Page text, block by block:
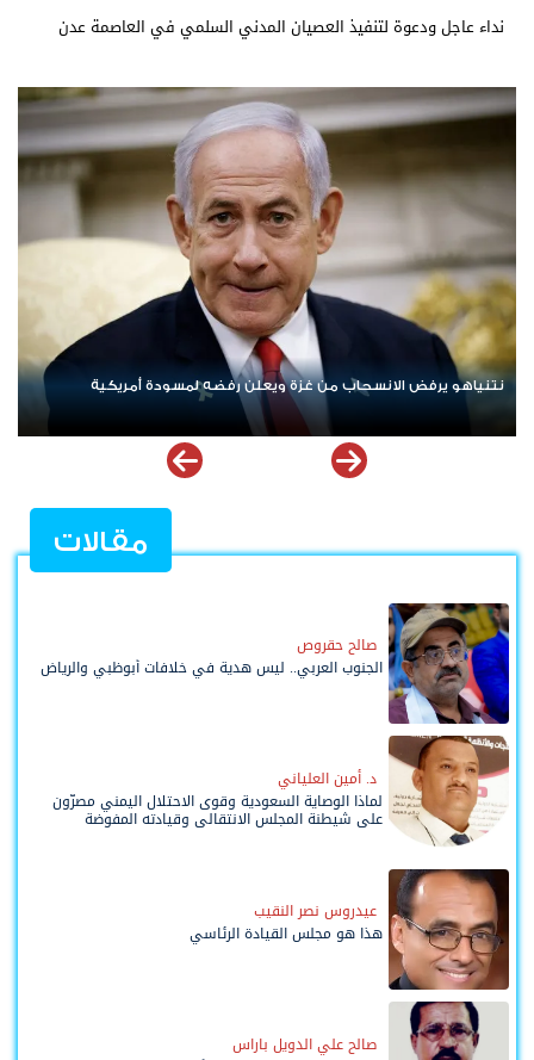
نداء عاجل ودعوة لتنفيذ العصيان المدني السلمي في العاصمة عدن
ردا على «خروقات» حزب الله.. إسرائيل تشن ضربات على جنوب لبنان
مقالات
صالح حقروص
الجنوب العربي.. ليس هدية في خلافات أبوظبي والرياض
د. أمين العلياني
لماذا الوصاية السعودية وقوى الاحتلال اليمني مصرّون
على شيطنة المجلس الانتقالي وقيادته المفوضة
عيدروس نصر النقيب
هذا هو مجلس القيادة الرئاسي
صالح علي الدويل باراس